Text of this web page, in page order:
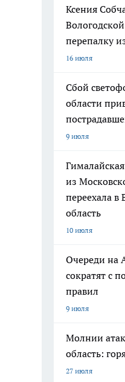
Ксения
перепалку
16 июля
Сбой
области
9 июля
из
переехала в
область
10 июля
Очереди на
сократят с
правил
9 июля
Молнии
область:
27 июля